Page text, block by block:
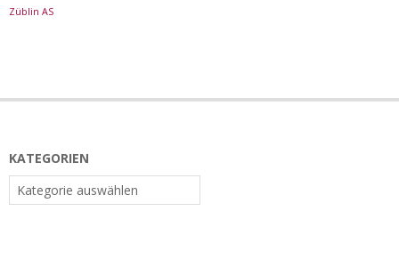
Züblin AS
KATEGORIEN
Kategorien